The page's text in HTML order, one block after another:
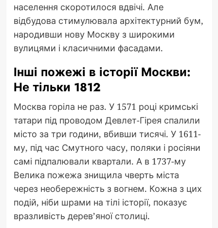
населення скоротилося вдвічі. Але
відбудова стимулювала архітектурний бум,
народивши нову Москву з широкими
вулицями і класичними фасадами.
Інші пожежі в історії Москви:
Не тільки 1812
Москва горіла не раз. У 1571 році кримські
татари під проводом Девлет-Гірея спалили
місто за три години, вбивши тисячі. У 1611-
му, під час Смутного часу, поляки і росіяни
самі підпалювали квартали. А в 1737-му
Велика пожежа знищила чверть міста
через необережність з вогнем. Кожна з цих
подій, ніби шрами на тілі історії, показує
вразливість дерев’яної столиці.